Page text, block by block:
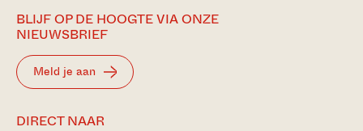
BLIJF OP DE HOOGTE VIA ONZE
NIEUWSBRIEF
Meld je aan
DIRECT NAAR